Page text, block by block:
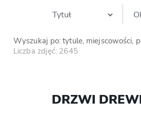
Wyszukaj po: tytule, miejscowości,
Liczba zdjęć: 2645
DRZWI